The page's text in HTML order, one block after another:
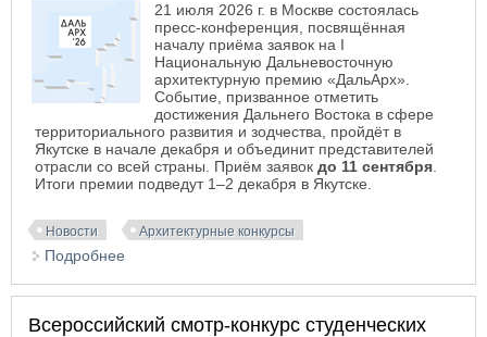
21 июля 2026 г. в Москве состоялась
пресс-конференция, посвящённая
началу приёма заявок на I
Национальную Дальневосточную
архитектурную премию «ДальАрх».
Событие, призванное отметить
достижения Дальнего Востока в сфере
территориального развития и зодчества, пройдёт в
Якутске в начале декабря и объединит представителей
отрасли со всей страны. Приём заявок до 11 сентября
Итоги премии подведут 1–2 декабря в Якутске.
Новости Архитектурные конкурсы
Подробнее
Всероссийский смотр-конкурс студенческих